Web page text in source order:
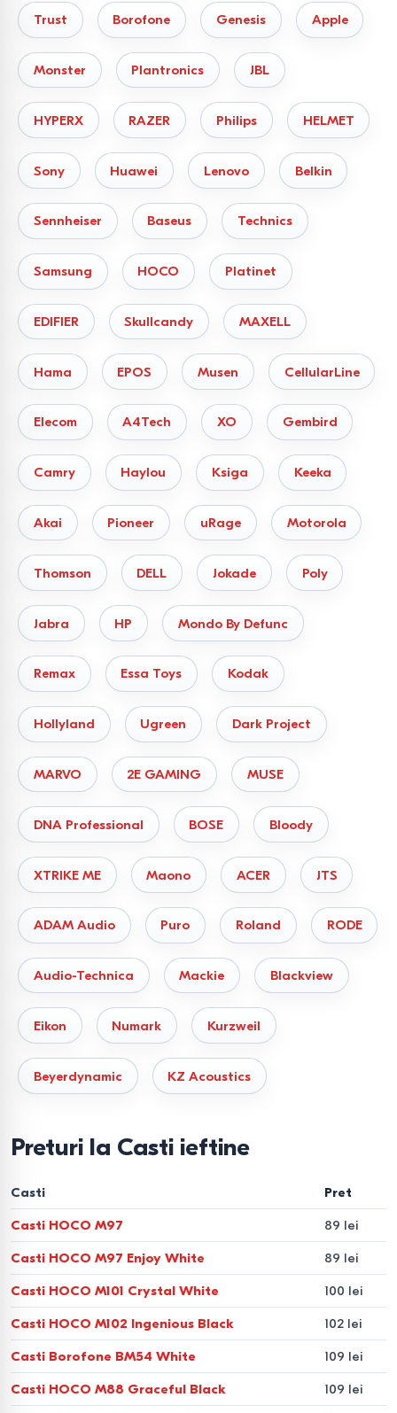
Trust Borofone Genesis Apple
Monster Plantronics JBL
HYPERX RAZER Philips HELMET
Sony Huawei Lenovo Belkin
Sennheiser Baseus Technics
Samsung HOCO Platinet
EDIFIER Skullcandy MAXELL
Hama EPOS Musen CellularLine
Elecom A4Tech XO Gembird
Camry Haylou Ksiga Keeka
Akai Pioneer uRage Motorola
Thomson DELL Jokade Poly
Jabra HP Mondo By Defunc
Remax Essa Toys Kodak
Hollyland Ugreen Dark Project
MARVO 2E GAMING MUSE
DNA Professional BOSE Bloody
XTRIKE ME Maono ACER JTS
ADAM Audio Puro Roland RODE
Audio-Technica Mackie Blackview
Eikon Numark Kurzweil
Beyerdynamic KZ Acoustics
Preturi la Casti ieftine
Casti Pret
Casti HOCO M97 89 lei
Casti HOCO M97 Enjoy White 89 lei
Casti HOCO M101 Crystal White 100 lei
Casti HOCO M102 Ingenious Black 102 lei
Casti Borofone BM54 White 109 lei
Casti HOCO M88 Graceful Black 109 lei